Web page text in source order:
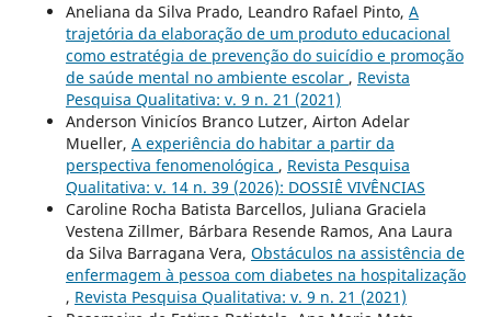
Aneliana da Silva Prado, Leandro Rafael Pinto, A
trajetória da elaboração de um produto educacional
como estratégia de prevenção do suicídio e promoção
de saúde mental no ambiente escolar , Revista
Pesquisa Qualitativa: v. 9 n. 21 (2021)
Anderson Vinicíos Branco Lutzer, Airton Adelar
Mueller, A experiência do habitar a partir da
perspectiva fenomenológica , Revista Pesquisa
Qualitativa: v. 14 n. 39 (2026): DOSSIÊ VIVÊNCIAS
Caroline Rocha Batista Barcellos, Juliana Graciela
Vestena Zillmer, Bárbara Resende Ramos, Ana Laura
da Silva Barragana Vera, Obstáculos na assistência de
enfermagem à pessoa com diabetes na hospitalização
, Revista Pesquisa Qualitativa: v. 9 n. 21 (2021)